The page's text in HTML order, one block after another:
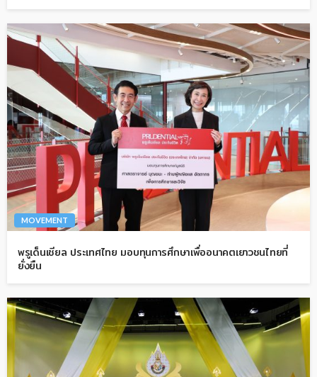
MOVEMENT
พรูเด็นเชียล ประเทศไทย มอบทุนการศึกษาเพื่ออนาคตเยาวชนไทยที่
ยั่งยืน